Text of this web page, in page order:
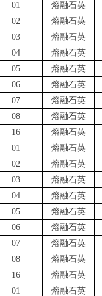
01 熔融石英
02 熔融石英
03 熔融石英
04 熔融石英
05 熔融石英
06 熔融石英
07 熔融石英
08 熔融石英
16 熔融石英
01 熔融石英
02 熔融石英
03 熔融石英
04 熔融石英
05 熔融石英
06 熔融石英
07 熔融石英
08 熔融石英
16 熔融石英
01 熔融石英